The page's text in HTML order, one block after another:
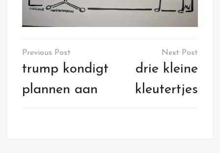
Post
navigation
trump kondigt
plannen aan
drie kleine
kleutertjes